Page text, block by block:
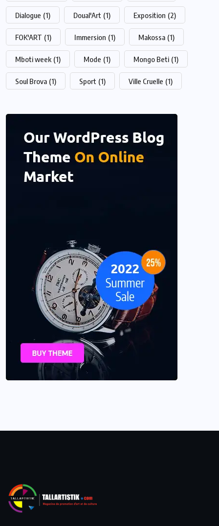
Dialogue (1) Doual'Art (1) Exposition (2)
FOK'ART (1) Immersion (1) Makossa (1)
Mboti week (1) Mode (1) Mongo Beti (1)
Soul Brova (1) Sport (1) Ville Cruelle (1)